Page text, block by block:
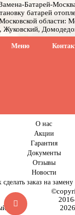
Батарей-
батарей
области:
Меню
О нас
Акции
Гарантия
Документы
Отзывы
Новости
сделать заказ на замену
2026